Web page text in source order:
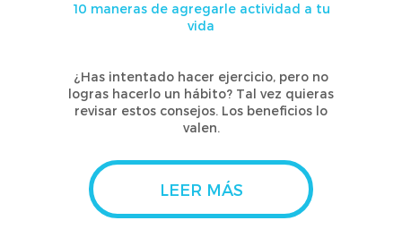
10 maneras de agregarle actividad a tu
vida
¿Has intentado hacer ejercicio, pero no
logras hacerlo un hábito? Tal vez quieras
revisar estos consejos. Los beneficios lo
valen.
LEER MÁS